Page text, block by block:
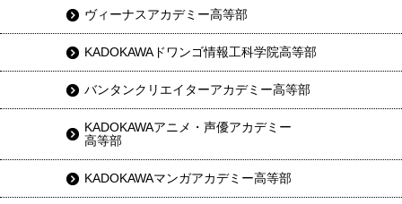
ヴィーナスアカデミー高等部
KADOKAWAドワンゴ情報工科学院高等部
バンタンクリエイターアカデミー高等部
KADOKAWAアニメ・声優アカデミー
高等部
KADOKAWAマンガアカデミー高等部